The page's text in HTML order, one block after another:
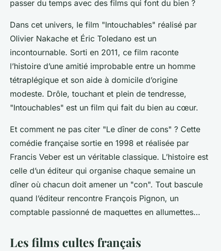
passer du temps avec des films qui font du bien ?
Dans cet univers, le film "Intouchables" réalisé par
Olivier Nakache et Éric Toledano est un
incontournable. Sorti en 2011, ce film raconte
l’histoire d’une amitié improbable entre un homme
tétraplégique et son aide à domicile d’origine
modeste. Drôle, touchant et plein de tendresse,
"Intouchables" est un film qui fait du bien au cœur.
Et comment ne pas citer "Le dîner de cons" ? Cette
comédie française sortie en 1998 et réalisée par
Francis Veber est un véritable classique. L’histoire est
celle d’un éditeur qui organise chaque semaine un
dîner où chacun doit amener un "con". Tout bascule
quand l’éditeur rencontre François Pignon, un
comptable passionné de maquettes en allumettes…
Les films cultes français